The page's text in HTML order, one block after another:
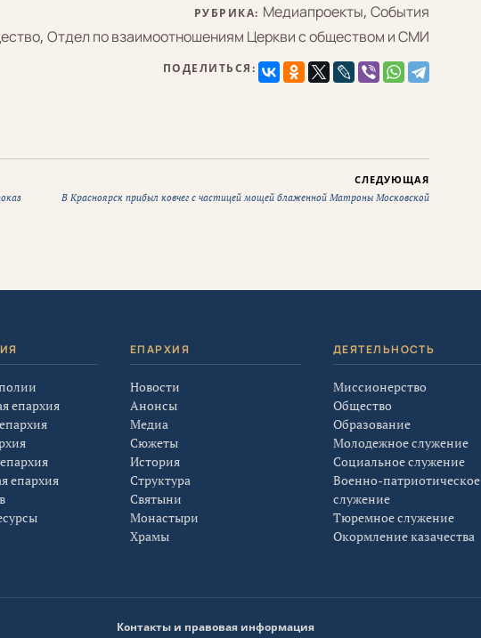
РУБРИКА: Медиапроекты, События
, Отдел по взаимоотношениям Церкви с обществом и СМИ
ПОДЕЛИТЬСЯ:
СЛЕДУЮЩАЯ
В Красноярск прибыл ковчег с частицей мощей блаженной Матроны Московской
епархия
епархия
ЕПАРХИЯ
Новости
Анонсы
Медиа
Сюжеты
История
Структура
Святыни
Монастыри
Храмы
ДЕЯТЕЛЬНОСТЬ
Миссионерство
Общество
Образование
Молодежное служение
Социальное служение
Военно-патриотическое
служение
Тюремное служение
Окормление казачества
Контакты и правовая информация